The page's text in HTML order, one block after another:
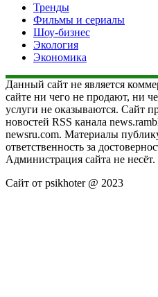
Тренды
Фильмы и сериалы
Шоу-бизнес
Экология
Экономика
Данный сайт не является
сайте ни чего не продают, ни
услуги не оказываются. Сайт
новостей RSS канала
newsru.com. Материалы
ответственность за
Администрация сайта не несёт.
Сайт от psikhoter @ 2023